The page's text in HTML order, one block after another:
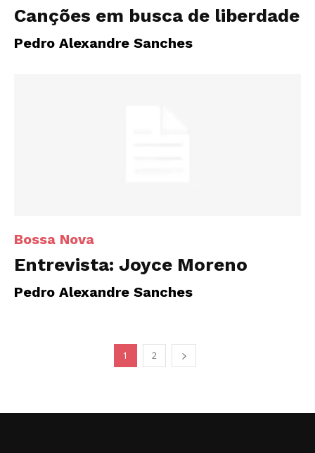
Canções em busca de liberdade
Pedro Alexandre Sanches
Bossa Nova
Entrevista: Joyce Moreno
Pedro Alexandre Sanches
1 2